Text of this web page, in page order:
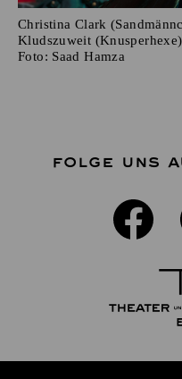
Christina Clark
Kludszuweit (Knusperhexe)
Foto: Saad Hamza
FOLGE UNS